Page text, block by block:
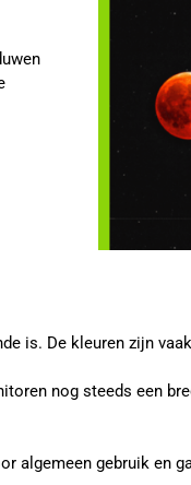
is. De kleuren zijn
nog steeds een
gebruik en